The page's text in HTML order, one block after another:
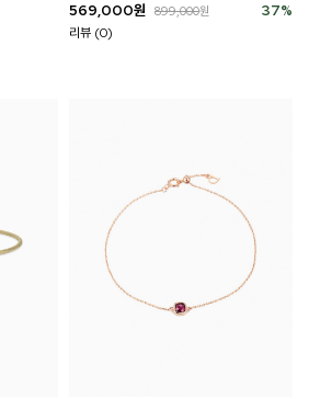
37%
569,000원 899,000원
리뷰 (0)